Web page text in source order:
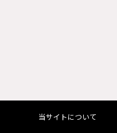
当サイトについて